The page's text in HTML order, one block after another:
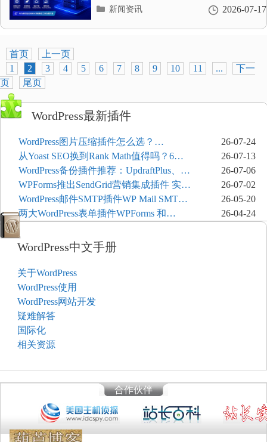
2026-07-17
分
新闻资讯
首页
上一页
1
2 3 4 5 6 7 8 9 10 11 ...
下一
页
尾页
WordPress最新插件
WordPress图片压缩插件怎么选？
ShortPixel、Imagify、Smush和EWWW全
面对比
26-07-24
从Yoast SEO换到Rank Math值得吗？6个
功能与切换前检查清单
26-07-13
WordPress备份插件推荐：UpdraftPlus、
JetBackup和主机自动备份等方案
26-07-06
WPForms推出SendGrid营销集成插件 实现
表单联系人自动同步
26-07-02
WordPress邮件SMTP插件WP Mail SMTP
和FluentSMT对比评测
26-05-20
两大WordPress表单插件WPForms 和
Contact Form 7哪个好
26-04-24
WordPress中文手册
关于WordPress
WordPress使用
WordPress网站开发
疑难解答
国际化
相关资源
合作伙伴